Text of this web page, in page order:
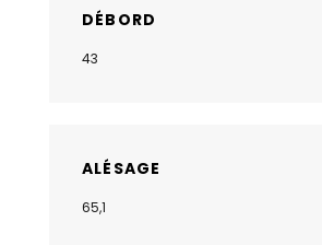
DÉBORD
43
ALÉSAGE
65,1